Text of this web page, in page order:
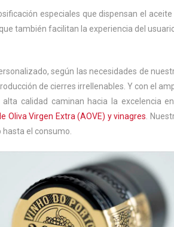
especiales que dispensan el aceite
también facilitan la experiencia del
según las necesidades de
de cierres irrellenables. Y con el
calidad caminan hacia la excelencia
Oliva Virgen Extra (AOVE) y vinagres.
el consumo.